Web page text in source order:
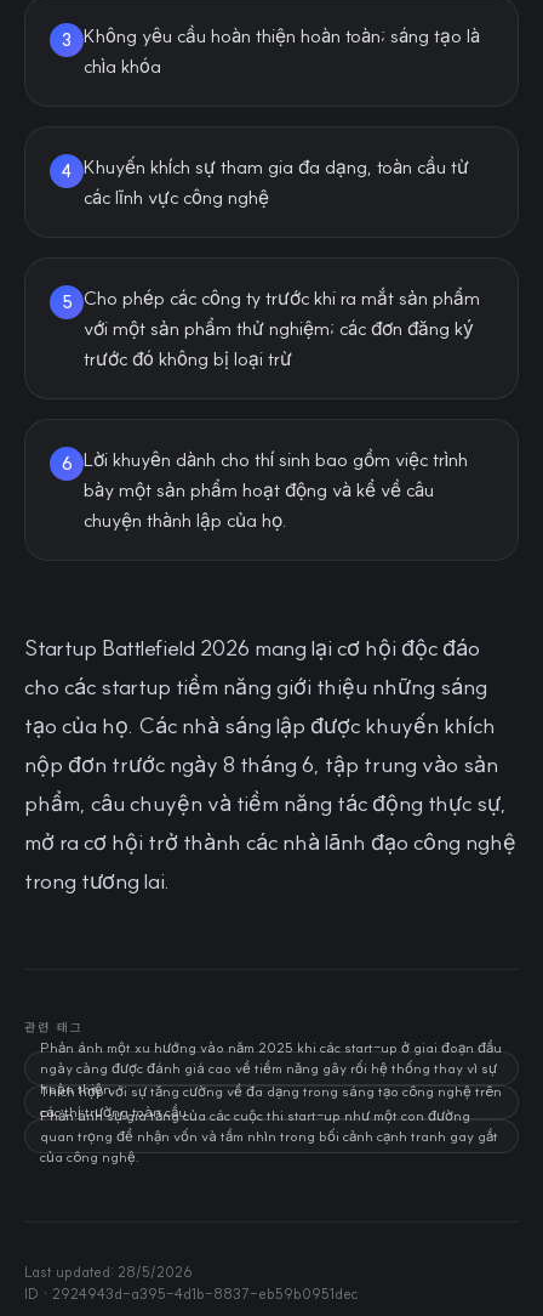
3
Không yêu cầu hoàn thiện hoàn toàn; sáng tạo là
chìa khóa
4 Khuyến khích sự tham gia đa dạng, toàn cầu từ
các lĩnh vực công nghệ
5
Cho phép các công ty trước khi ra mắt sản phẩm
với một sản phẩm thử nghiệm; các đơn đăng ký
trước đó không bị loại trừ
6 Lời khuyên dành cho thí sinh bao gồm việc trình
bày một sản phẩm hoạt động và kể về câu
chuyện thành lập của họ.
Startup Battlefield 2026 mang lại cơ hội độc đáo
cho các startup tiềm năng giới thiệu những sáng
tạo của họ. Các nhà sáng lập được khuyến khích
nộp đơn trước ngày 8 tháng 6, tập trung vào sản
phẩm, câu chuyện và tiềm năng tác động thực sự,
mở ra cơ hội trở thành các nhà lãnh đạo công nghệ
trong tương lai.
관련 태그
Phản ánh một xu hướng vào năm 2025 khi các start-up ở giai đoạn đầu
ngày càng được đánh giá cao về tiềm năng gây rối hệ thống thay vì sự
hoàn thiện.
Thích hợp với sự tăng cường về đa dạng trong sáng tạo công nghệ trên
các thị trường toàn cầu.
Phản ánh sự gia tăng của các cuộc thi start-up như một con đường
quan trọng để nhận vốn và tầm nhìn trong bối cảnh cạnh tranh gay gắt
của công nghệ.
Last updated: 28/5/2026
ID · 2924943d-a395-4d1b-8837-eb59b0951dec